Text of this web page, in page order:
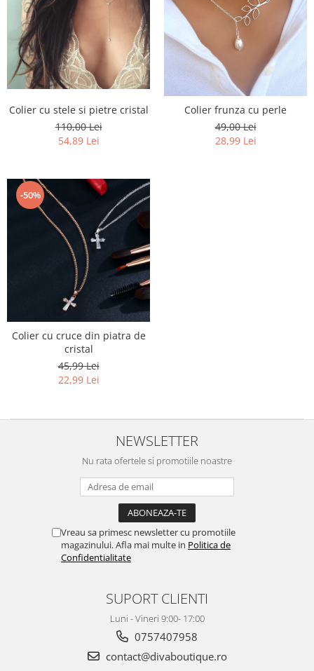
Colier cu stele si pietre cristal
110,00 Lei
54,89 Lei
Colier frunza cu perle
49,00 Lei
28,99 Lei
-50%
Colier cu cruce din piatra de
cristal
45,99 Lei
22,99 Lei
NEWSLETTER
Nu rata ofertele si promotiile noastre
Vreau sa primesc newsletter cu promotiile
magazinului. Afla mai multe in Politica de
Confidentialitate
SUPORT CLIENTI
Luni - Vineri 9:00- 17:00
0757407958
contact@divaboutique.ro